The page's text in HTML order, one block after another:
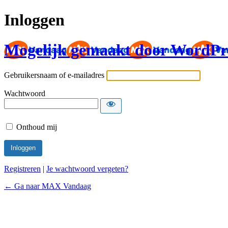
Inloggen
Mogelijk gemaakt door
Gebruikersnaam of e-mailadres
Wachtwoord
Onthoud mij
Registreren | Je wachtwoord vergeten?
← Ga naar MAX Vandaag